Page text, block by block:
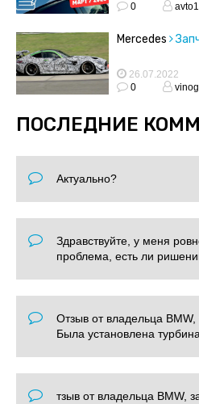
0
avto1
Mercedes
26.07.2022
0
ПОСЛЕДНИЕ
Актуально?
Здравствуйте, у меня
проблема, есть ли
Отзыв от владельца BMW,
Была установлена
тзыв от владельца BMW,